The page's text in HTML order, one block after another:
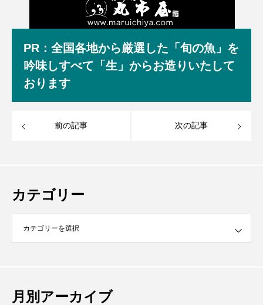
PR：全国各地から厳選した「旬の魚」を
吟味しすべて「生」からお造りいたして
おります
前の記事 次の記事
カテゴリー
月別アーカイブ